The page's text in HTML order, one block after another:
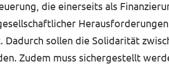
die einerseits als
sollen die Solidarität
Zudem muss sichergestellt